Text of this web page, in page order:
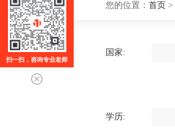
您的位置： 首页 >
国家:
学历:
扫一扫，咨询专业老师